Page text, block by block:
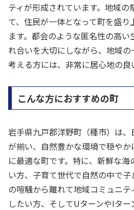
ティが形成されています。地域の
て、住民が一体となって町を盛
ます。都会のような匿名性の高
れ合いを大切にしながら、地域
考える方には、非常に居心地の良
こんな方におすすめの町
岩手県九戸郡洋野町（種市）は
が揃い、自然豊かな環境で穏や
に最適な町です。特に、新鮮な
い方、子育て世代で自然の中で
の喧騒から離れて地域コミュニ
したい方、そしてUターンやIタ